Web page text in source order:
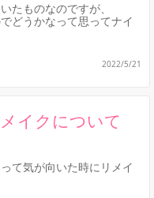
たものなのですが、
どうかなって思ってナイ
2022/5/21
イクについて
て気が向いた時にリメイ